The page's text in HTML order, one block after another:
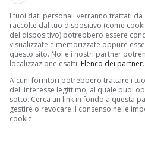
l’allarme per la notte. FOTO E
I tuoi dati personali verranno trattati
raccolte dal tuo dispositivo (come
del dispositivo) potrebbero essere
visualizzate e memorizzate oppure
questo sito. Noi e i nostri partner
localizzazione esatti. Elenco dei partner.
Alcuni fornitori potrebbero trattare i
dell'interesse legittimo, al quale puoi
sotto. Cerca un link in fondo a questa
gestire o revocare il consenso nelle
cookie.